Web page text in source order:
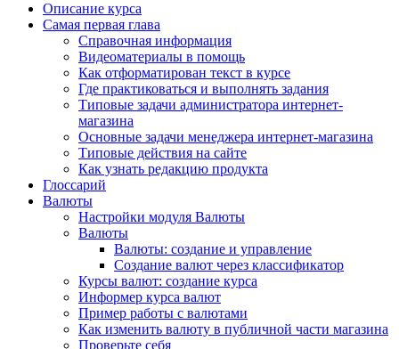
Описание курса
Самая первая глава
Справочная информация
Видеоматериалы в помощь
Как отформатирован текст в курсе
Где практиковаться и выполнять задания
Типовые задачи администратора интернет-
магазина
Основные задачи менеджера интернет-магазина
Типовые действия на сайте
Как узнать редакцию продукта
Глоссарий
Валюты
Настройки модуля Валюты
Валюты
Валюты: создание и управление
Создание валют через классификатор
Курсы валют: создание курса
Информер курса валют
Пример работы с валютами
Как изменить валюту в публичной части магазина
Проверьте себя